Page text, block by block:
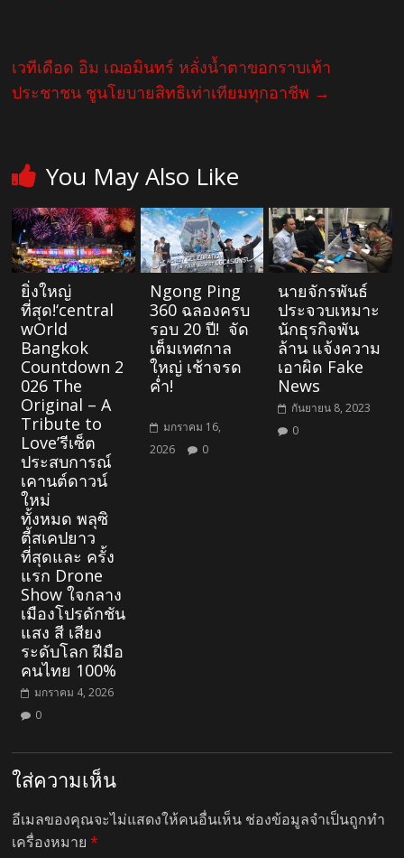
เวทีเดือด อิม เฌอมินทร์ หลั่งน้ำตาขอกราบเท้า
ประชาชน ชูนโยบายสิทธิเท่าเทียมทุกอาชีพ →
You May Also Like
ยิ่งใหญ่
ที่สุด!‘central
wOrld
Bangkok
Countdown 2
026 The
Original – A
Tribute to
Love’รีเซ็ต
ประสบการณ์
เคานต์ดาวน์
ใหม่
ทั้งหมด พลุซิ
ตี้สเคปยาว
ที่สุดและ ครั้ง
แรก Drone
Show ใจกลาง
เมืองโปรดักชัน
แสง สี เสียง
ระดับโลก ฝีมือ
คนไทย 100%
มกราคม 4, 2026
0
Ngong Ping
360 ฉลองครบ
รอบ 20 ปี! จัด
เต็มเทศกาล
ใหญ่ เช้าจรด
ค่ำ!
มกราคม 16,
2026
0
นายจักรพันธ์
ประจวบเหมาะ
นักธุรกิจพัน
ล้าน แจ้งความ
เอาผิด Fake
News
กันยายน 8, 2023
0
ใส่ความเห็น
อีเมลของคุณจะไม่แสดงให้คนอื่นเห็น ช่องข้อมูลจำเป็นถูกทำ
เครื่องหมาย*